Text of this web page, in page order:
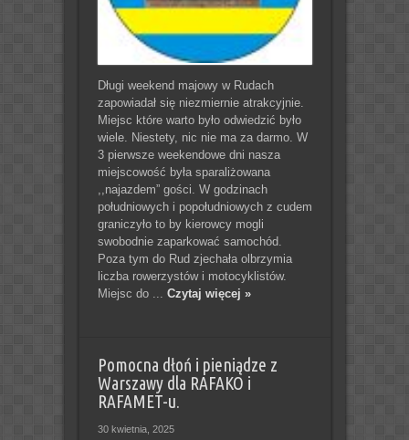
Długi weekend majowy w Rudach
zapowiadał się niezmiernie atrakcyjnie.
Miejsc które warto było odwiedzić było
wiele. Niestety, nic nie ma za darmo. W
3 pierwsze weekendowe dni nasza
miejscowość była sparaliżowana
,,najazdem” gości. W godzinach
południowych i popołudniowych z cudem
graniczyło to by kierowcy mogli
swobodnie zaparkować samochód.
Poza tym do Rud zjechała olbrzymia
liczba rowerzystów i motocyklistów.
Miejsc do ... Czytaj więcej »
Pomocna dłoń i pieniądze z
Warszawy dla RAFAKO i
RAFAMET-u.
30 kwietnia, 2025